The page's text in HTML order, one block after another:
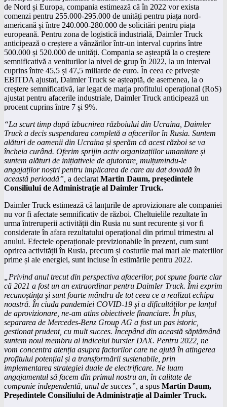
de Nord și Europa, compania estimează că în 2022 vor exista
comenzi pentru 255.000-295.000 de unități pentru piața nord-
americană și între 240.000-280.000 de solicitări pentru piața
europeană. Pentru zona de logistică industrială, Daimler Truck
anticipează o creștere a vânzărilor într-un interval cuprins între
500.000 și 520.000 de unități. Compania se așteaptă la o creștere
semnificativă a veniturilor la nivel de grup în 2022, la un interval
cuprins între 45,5 și 47,5 miliarde de euro. În ceea ce privește
EBITDA ajustat, Daimler Truck se așteaptă, de asemenea, la o
creștere semnificativă, iar legat de marja profitului operațional (RoS)
ajustat pentru afacerile industriale, Daimler Truck anticipează un
procent cuprins între 7 și 9%.
“La scurt timp după izbucnirea războiului din Ucraina, Daimler
Truck a decis suspendarea completă a afacerilor în Rusia. Suntem
alături de oamenii din Ucraina și sperăm că acest război se va
încheia curând. Oferim sprijin activ organizațiilor umanitare și
suntem alături de inițiativele de ajutorare, mulțumindu-le
angajaților noștri pentru implicarea de care au dat dovadă în
această perioadă”, a declarat Martin Daum, președintele
Consiliului de Administrație al Daimler Truck.
Daimler Truck estimează că lanțurile de aprovizionare ale companiei
nu vor fi afectate semnificativ de război. Cheltuielile rezultate în
urma întreruperii activității din Rusia nu sunt recurente și vor fi
considerate în afara rezultatului operațional din primul trimestru al
anului. Efectele operaționale previzionabile în prezent, cum sunt
oprirea activității în Rusia, precum și costurile mai mari ale materiilor
prime și ale energiei, sunt incluse în estimările pentru 2022.
„Privind anul trecut din perspectiva afacerilor, pot spune foarte clar
că 2021 a fost un an extraordinar pentru Daimler Truck. Îmi exprim
recunoștința și sunt foarte mândru de tot ceea ce a realizat echipa
noastră. În ciuda pandemiei COVID-19 și a dificultăților pe lanțul
de aprovizionare, ne-am atins obiectivele financiare. În plus,
separarea de Mercedes-Benz Group AG a fost un pas istoric,
gestionat prudent, cu mult succes. Începând din această săptămână
suntem noul membru al indicelui bursier DAX. Pentru 2022, ne
vom concentra atenția asupra factorilor care ne ajută în atingerea
profitului potențial și a transformării sustenabile, prin
implementarea strategiei duale de electrificare. Ne luam
angajamentul să facem din primul nostru an, în calitate de
companie independentă, unul de succes”, a spus Martin Daum,
Președintele Consiliului de Administrație al Daimler Truck.